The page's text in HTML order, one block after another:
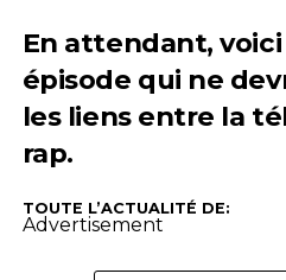
En attendant,
épisode qui ne
les liens entre la
rap.
TOUTE L’ACTUALITÉ DE:
Advertisement